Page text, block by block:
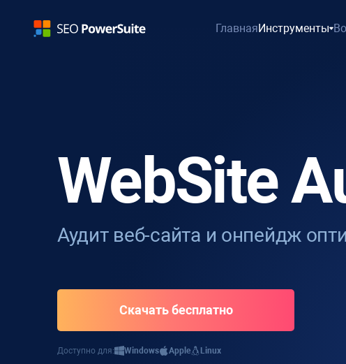
ГлавнаяИнструменты
WebSite
Аудит веб-сайта и онпейдж
Скачать бесплатно
Доступно для: Windows Apple Linux